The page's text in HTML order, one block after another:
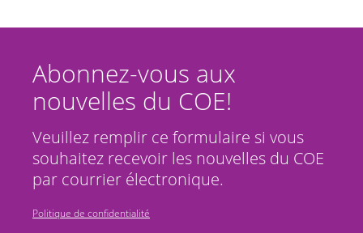
Abonnez-vous aux
nouvelles du COE!
Veuillez remplir ce formulaire si vous
souhaitez recevoir les nouvelles du COE
par courrier électronique.
Politique de confidentialité